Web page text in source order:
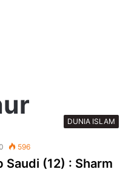
DUNIA ISLAM
596
(12) : Sharm